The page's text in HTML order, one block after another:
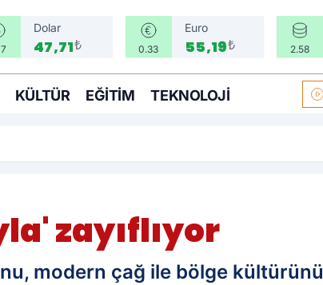
Dolar
47,71₺ 0.33
Euro
55,19₺ 2.58
KÜLTÜR EĞITIM TEKNOLOJI
zayıflıyor
modern çağ ile bölge kültürünü